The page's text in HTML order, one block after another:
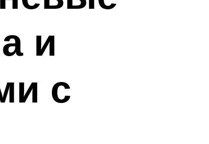
и
с